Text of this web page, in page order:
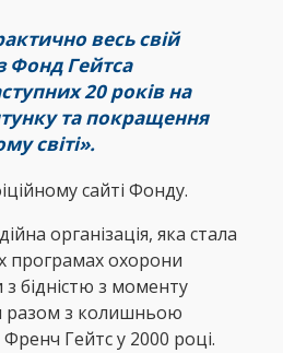
весь свій
Фонд Гейтса
20 років на
та покращення
світі».
сайті Фонду.
організація, яка стала
програмах охорони
бідністю з моменту
разом з колишньою
Гейтс у 2000 році.